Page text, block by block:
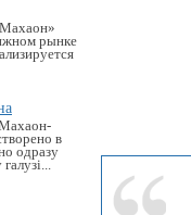
рынке
в
одразу